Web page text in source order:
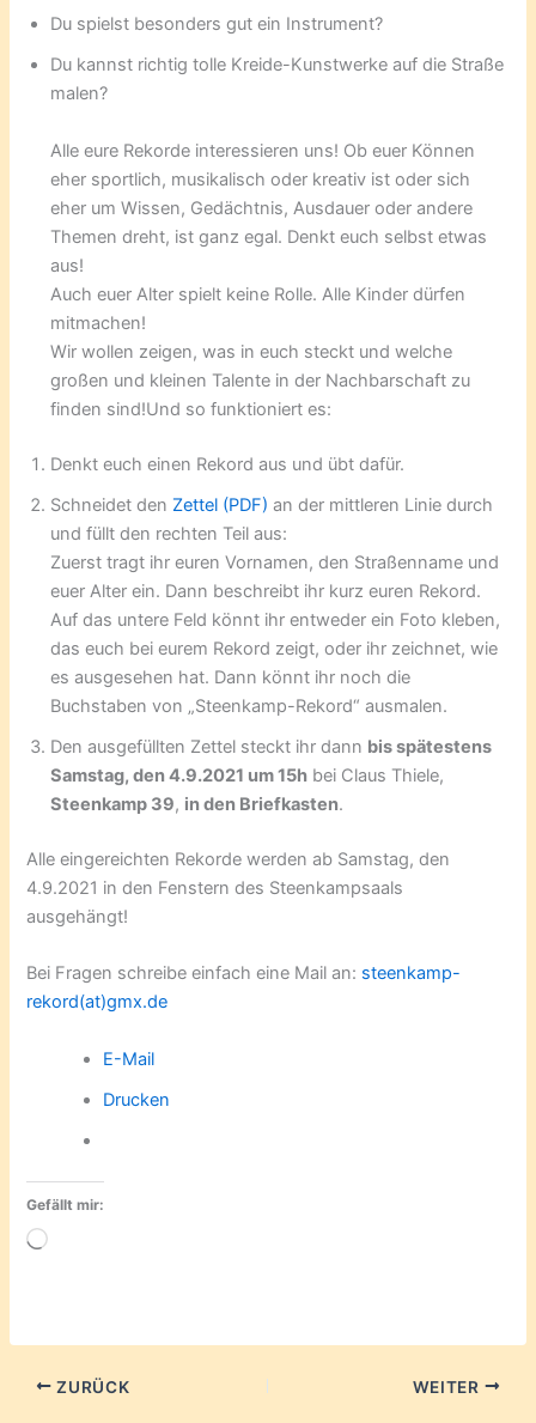
Du spielst besonders gut ein Instrument?
Du kannst richtig tolle Kreide-Kunstwerke auf die Straße
malen?
Alle eure Rekorde interessieren uns! Ob euer Können
eher sportlich, musikalisch oder kreativ ist oder sich
eher um Wissen, Gedächtnis, Ausdauer oder andere
Themen dreht, ist ganz egal. Denkt euch selbst etwas
aus!
Auch euer Alter spielt keine Rolle. Alle Kinder dürfen
mitmachen!
Wir wollen zeigen, was in euch steckt und welche
großen und kleinen Talente in der Nachbarschaft zu
finden sind!Und so funktioniert es:
Denkt euch einen Rekord aus und übt dafür.
Schneidet den Zettel (PDF) an der mittleren Linie durch
und füllt den rechten Teil aus:
Zuerst tragt ihr euren Vornamen, den Straßenname und
euer Alter ein. Dann beschreibt ihr kurz euren Rekord.
Auf das untere Feld könnt ihr entweder ein Foto kleben,
das euch bei eurem Rekord zeigt, oder ihr zeichnet, wie
es ausgesehen hat. Dann könnt ihr noch die
Buchstaben von „Steenkamp-Rekord“ ausmalen.
Den ausgefüllten Zettel steckt ihr dann bis spätestens
Samstag, den 4.9.2021 um 15h bei Claus Thiele,
Steenkamp 39, in den Briefkasten.
Alle eingereichten Rekorde werden ab Samstag, den
4.9.2021 in den Fenstern des Steenkampsaals
ausgehängt!
Bei Fragen schreibe einfach eine Mail an: steenkamp-
rekord(at)gmx.de
E-Mail
Drucken
Gefällt mir:
Wird
ZURÜCK WEITER